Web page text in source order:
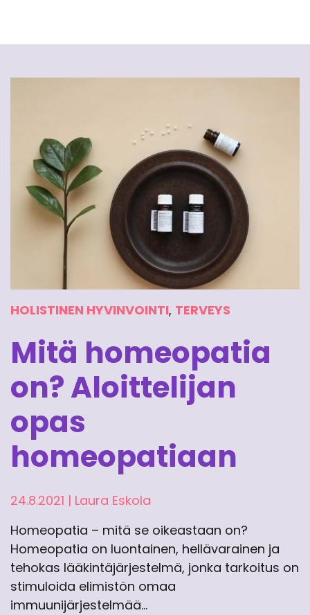
HOLISTINEN HYVINVOINTI, TERVEYS
Mitä homeopatia
on? Aloittelijan
opas
homeopatiaan
24.8.2021 | Laura Eskola
Homeopatia – mitä se oikeastaan on?
Homeopatia on luontainen, hellävarainen ja
tehokas lääkintäjärjestelmä, jonka tarkoitus on
stimuloida elimistön omaa
immuunijärjestelmää…